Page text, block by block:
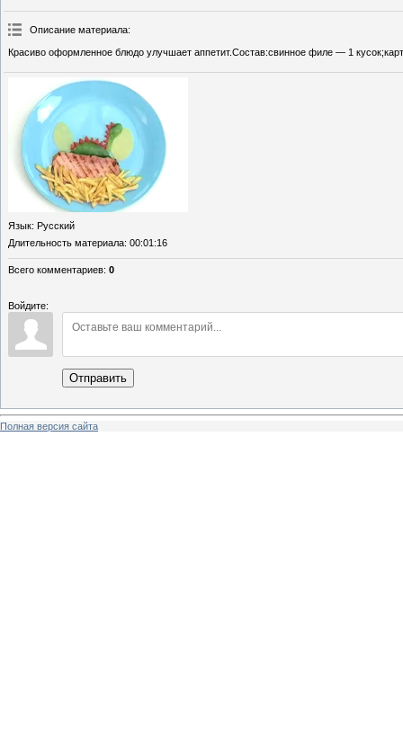
Описание материала:
Красиво оформленное блюдо улучшает аппетит.Состав:свинное филе — 1
Язык: Русский
Длительность материала: 00:01:16
Всего комментариев: 0
Войдите:
Отправить
Полная версия сайта